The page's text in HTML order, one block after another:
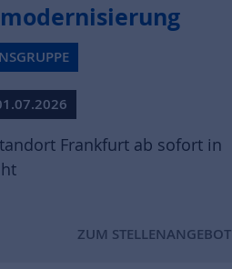
Frankfurt ab sofort in
ZUM STELLENANGEBOT